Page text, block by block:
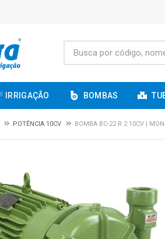
IRRIGAÇÃO BOMBAS
POTÊNCIA 10CV BOMBA BC-22 R 2 10CV |